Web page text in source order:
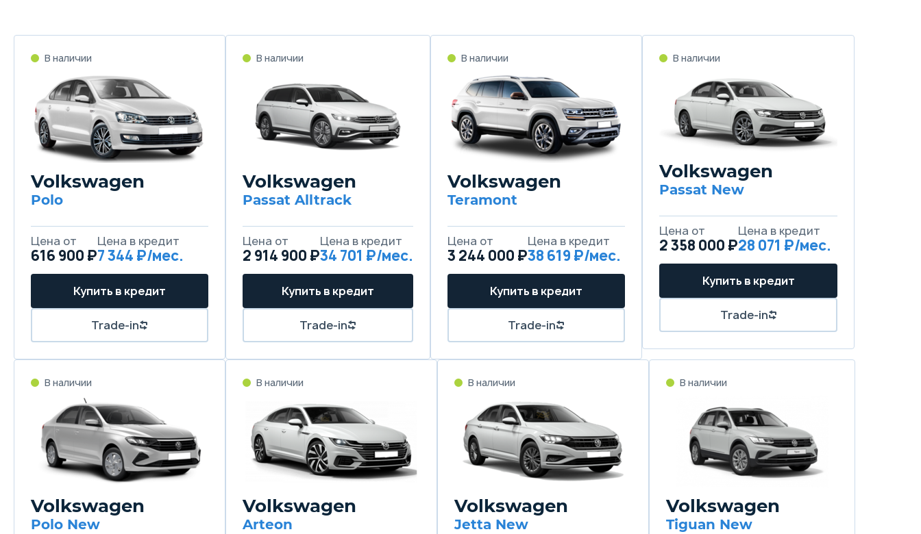
В наличии
Volkswagen
Polo
Цена от
616 900 ₽
Цена в кредит
7 344 ₽/мес.
Купить в кредит
Trade-in
В наличии
Volkswagen
Passat Alltrack
Цена от
2 914 900 ₽
Цена в кредит
34 701 ₽/мес.
Купить в кредит
Trade-in
В наличии
Volkswagen
Teramont
Цена от
3 244 000 ₽
Цена в кредит
38 619 ₽/мес.
Купить в кредит
Trade-in
В наличии
Volkswagen
Passat New
Цена от
2 358 000 ₽
Цена в кредит
28 071 ₽/мес.
Купить в кредит
Trade-in
В наличии
Volkswagen
Polo New
В наличии
Volkswagen
Arteon
В наличии
Volkswagen
Jetta New
В наличии
Volkswagen
Tiguan New